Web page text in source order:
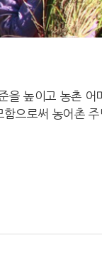
을 높이고 농촌 어
으로써 농어촌